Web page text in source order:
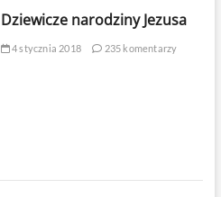
Dziewicze narodziny Jezusa
4 stycznia 2018 235 komentarzy